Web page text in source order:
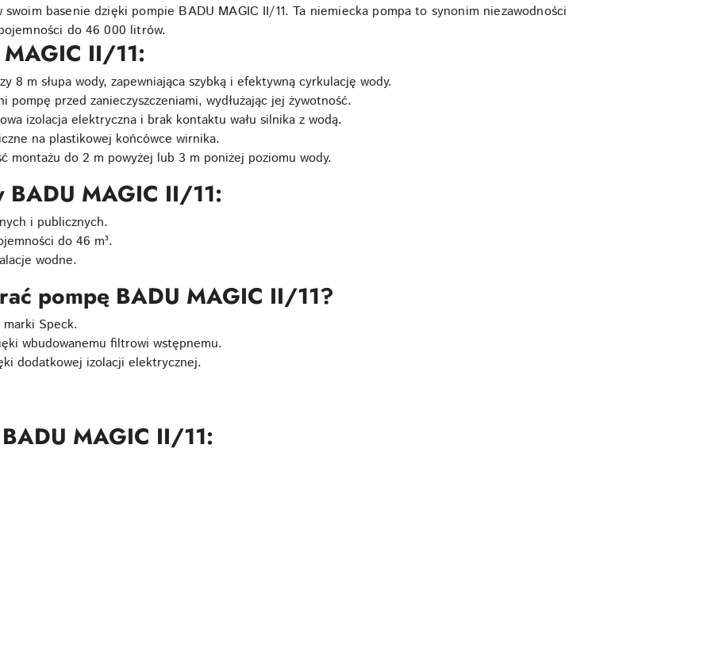
basenie dzięki pompie BADU MAGIC II/11. Ta niemiecka pompa to synonim niezawodności
do 46 000 litrów.
II/11:
8 m słupa wody, zapewniająca szybką i efektywną cyrkulację wody.
pompę przed zanieczyszczeniami, wydłużając jej żywotność.
izolacja elektryczna i brak kontaktu wału silnika z wodą.
na plastikowej końcówce wirnika.
montażu do 2 m powyżej lub 3 m poniżej poziomu wody.
BADU MAGIC II/11:
i publicznych.
do 46 m³.
wodne.
pompę BADU MAGIC II/11?
Speck.
wbudowanemu filtrowi wstępnemu.
dodatkowej izolacji elektrycznej.
MAGIC II/11: